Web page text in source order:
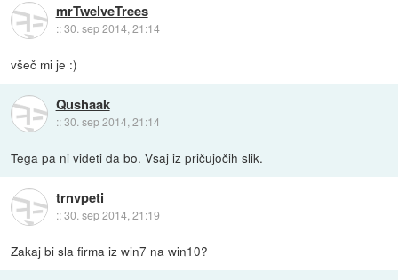
mrTwelveTrees
::30. sep 2014, 21:14
všeč mi je :)
Qushaak
::30. sep 2014, 21:14
Tega pa ni videti da bo. Vsaj iz pričujočih slik.
trnvpeti
::30. sep 2014, 21:19
Zakaj bi sla firma iz win7 na win10?